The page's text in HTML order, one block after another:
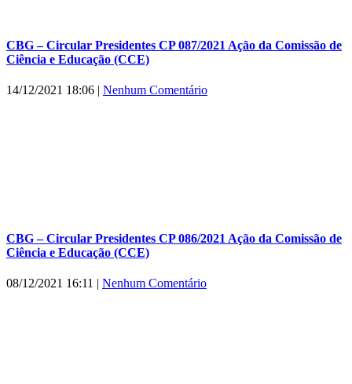
CBG – Circular Presidentes CP 087/2021 Ação da Comissão de
Ciência e Educação (CCE)
14/12/2021 18:06 | Nenhum Comentário
CBG – Circular Presidentes CP 086/2021 Ação da Comissão de
Ciência e Educação (CCE)
08/12/2021 16:11 Nenhum Comentário